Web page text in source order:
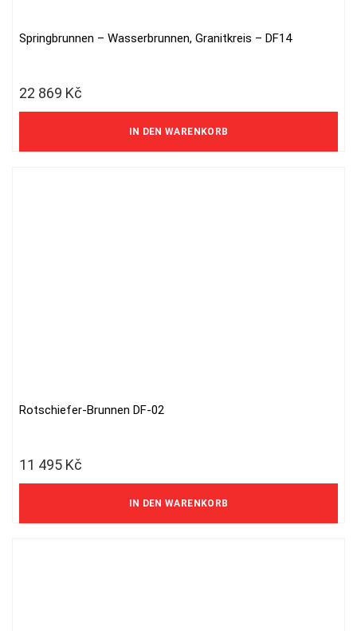
Springbrunnen – Wasserbrunnen, Granitkreis – DF14
22 869 Kč
18 900 Kč ohne MwSt.
IN DEN WARENKORB
Rotschiefer-Brunnen DF-02
11 495 Kč
9 500 Kč ohne MwSt.
IN DEN WARENKORB